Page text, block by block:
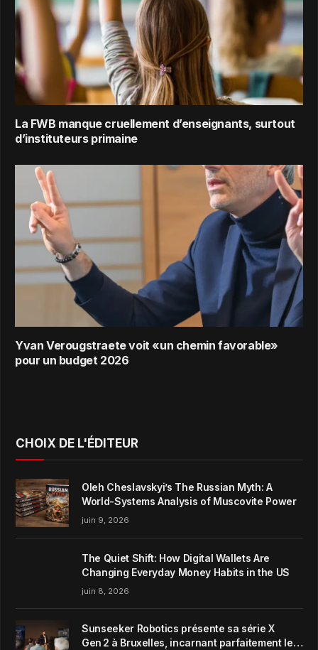
La FWB manque cruellement d’enseignants, surtout
d’instituteurs primaine
Yvan Verougstraete voit «un chemin favorable»
pour un budget 2026
CHOIX DE L'ÉDITEUR
Oleh Cheslavskyi’s The Russian Myth: A
World-Systems Analysis of Muscovite Power
juin 9, 2026
The Quiet Shift: How Digital Wallets Are
Changing Everyday Money Habits in the US
juin 8, 2026
Sunseeker Robotics présente sa série X
Gen 2 à Bruxelles, incarnant parfaitement le